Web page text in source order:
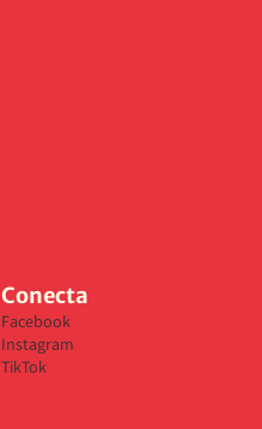
Conecta
Facebook
Instagram
TikTok